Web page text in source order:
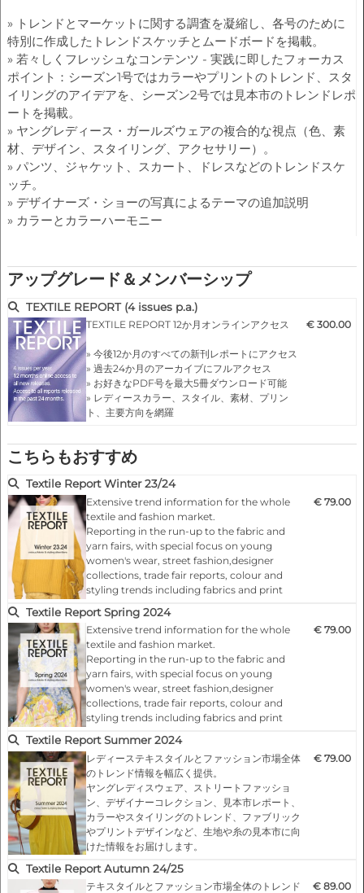
» トレンドとマーケットに関する調査を凝縮し、各号のために
特別に作成したトレンドスケッチとムードボードを掲載。
» 若々しくフレッシュなコンテンツ - 実践に即したフォーカス
ポイント：シーズン1号ではカラーやプリントのトレンド、スタ
イリングのアイデアを、シーズン2号では見本市のトレンドレポ
ートを掲載。
» ヤングレディース・ガールズウェアの複合的な視点（色、素
材、デザイン、スタイリング、アクセサリー）。
» パンツ、ジャケット、スカート、ドレスなどのトレンドスケ
ッチ。
» デザイナーズ・ショーの写真によるテーマの追加説明
» カラーとカラーハーモニー
アップグレード＆メンバーシップ
TEXTILE REPORT (4 issues p.a.)
TEXTILE REPORT 12か月オンラインアクセス
» 今後12か月のすべての新刊レポートにアクセス
» 過去24か月のアーカイブにフルアクセス
» お好きなPDF号を最大5冊ダウンロード可能
» レディースカラー、スタイル、素材、プリン
ト、主要方向を網羅
€ 300.00
こちらもおすすめ
Textile Report Winter 23/24
Extensive trend information for the whole
textile and fashion market.
Reporting in the run-up to the fabric and
yarn fairs, with special focus on young
women's wear, street fashion,designer
collections, trade fair reports, colour and
styling trends including fabrics and print
Highlights:
- A condensed survey on trends and markets
with trend sketches and mood boards
exclusively created for the respective issue
- Young and fresh presentation of the
contents- Practice-orie…
€ 79.00
Textile Report Spring 2024
Extensive trend information for the whole
textile and fashion market.
Reporting in the run-up to the fabric and
yarn fairs, with special focus on young
women's wear, street fashion,designer
collections, trade fair reports, colour and
styling trends including fabrics and print
Highlights:
- A condensed survey on trends and markets
with trend sketches and mood boards
exclusively created for the respective issue
- Young and fresh presentation of the
contents- Practice-orie…
€ 79.00
Textile Report Summer 2024
レディーステキスタイルとファッション市場全体
のトレンド情報を幅広く提供。
ヤングレディスウェア、ストリートファッショ
ン、デザイナーコレクション、見本市レポート、
カラーやスタイリングのトレンド、ファブリック
やプリントデザインなど、生地や糸の見本市に向
けた情報をお届けします。
見どころ
- トレンドとマーケットを凝縮し、その号だけの
€ 79.00
Textile Report Autumn 24/25
テキスタイルとファッション市場全体のトレンド € 89.00